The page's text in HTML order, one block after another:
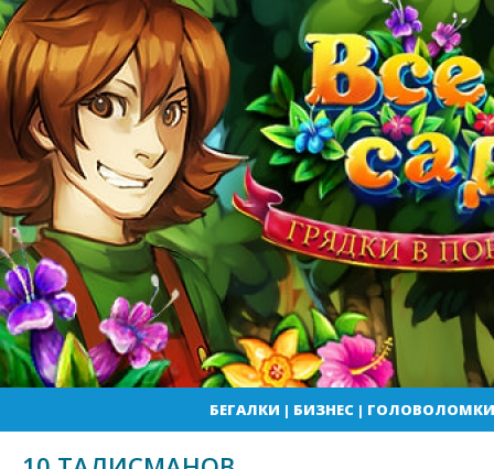
БЕГАЛКИ | БИЗНЕС| ГОЛОВОЛОМКИ